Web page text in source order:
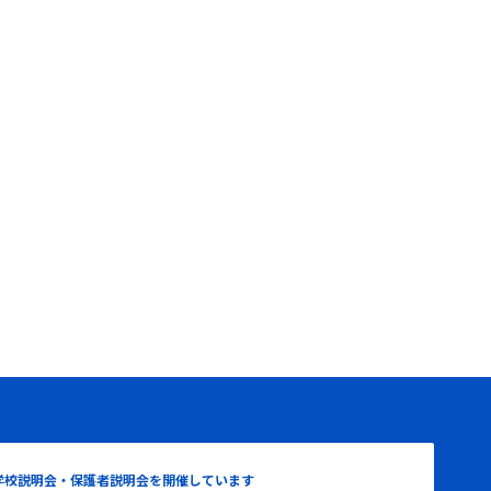
校説明会・保護者説明会を開催しています